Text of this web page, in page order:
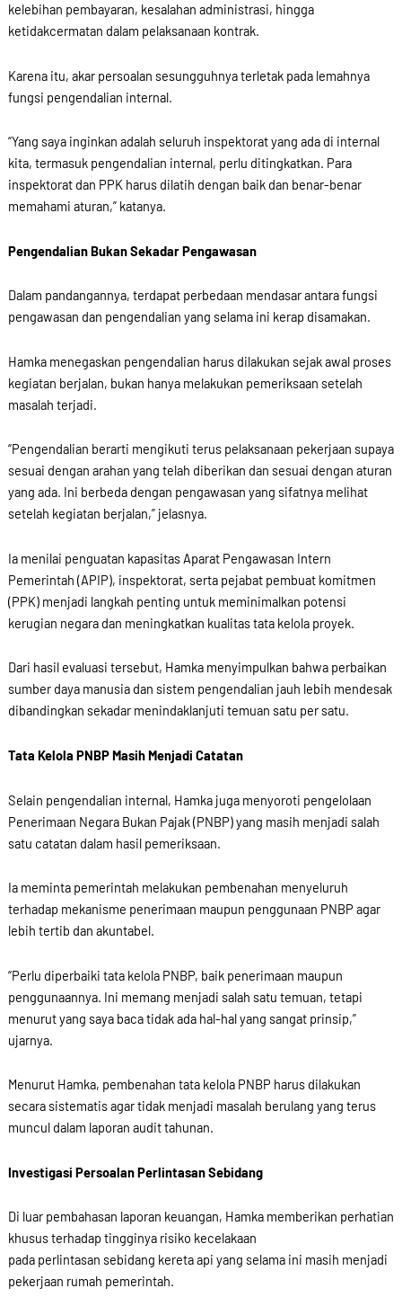
kelebihan pembayaran, kesalahan administrasi, hingga
ketidakcermatan dalam pelaksanaan kontrak.
Karena itu, akar persoalan sesungguhnya terletak pada lemahnya
fungsi pengendalian internal.
“Yang saya inginkan adalah seluruh inspektorat yang ada di internal
kita, termasuk pengendalian internal, perlu ditingkatkan. Para
inspektorat dan PPK harus dilatih dengan baik dan benar-benar
memahami aturan,” katanya.
Pengendalian Bukan Sekadar Pengawasan
Dalam pandangannya, terdapat perbedaan mendasar antara fungsi
pengawasan dan pengendalian yang selama ini kerap disamakan.
Hamka menegaskan pengendalian harus dilakukan sejak awal proses
kegiatan berjalan, bukan hanya melakukan pemeriksaan setelah
masalah terjadi.
“Pengendalian berarti mengikuti terus pelaksanaan pekerjaan supaya
sesuai dengan arahan yang telah diberikan dan sesuai dengan aturan
yang ada. Ini berbeda dengan pengawasan yang sifatnya melihat
setelah kegiatan berjalan,” jelasnya.
Ia menilai penguatan kapasitas Aparat Pengawasan Intern
Pemerintah (APIP), inspektorat, serta pejabat pembuat komitmen
(PPK) menjadi langkah penting untuk meminimalkan potensi
kerugian negara dan meningkatkan kualitas tata kelola proyek.
Dari hasil evaluasi tersebut, Hamka menyimpulkan bahwa perbaikan
sumber daya manusia dan sistem pengendalian jauh lebih mendesak
dibandingkan sekadar menindaklanjuti temuan satu per satu.
Tata Kelola PNBP Masih Menjadi Catatan
Selain pengendalian internal, Hamka juga menyoroti pengelolaan
Penerimaan Negara Bukan Pajak (PNBP) yang masih menjadi salah
satu catatan dalam hasil pemeriksaan.
Ia meminta pemerintah melakukan pembenahan menyeluruh
terhadap mekanisme penerimaan maupun penggunaan PNBP agar
lebih tertib dan akuntabel.
“Perlu diperbaiki tata kelola PNBP, baik penerimaan maupun
penggunaannya. Ini memang menjadi salah satu temuan, tetapi
menurut yang saya baca tidak ada hal-hal yang sangat prinsip,”
ujarnya.
Menurut Hamka, pembenahan tata kelola PNBP harus dilakukan
secara sistematis agar tidak menjadi masalah berulang yang terus
muncul dalam laporan audit tahunan.
Investigasi Persoalan Perlintasan Sebidang
Di luar pembahasan laporan keuangan, Hamka memberikan perhatian
khusus terhadap tingginya risiko kecelakaan
pada perlintasan sebidang kereta api yang selama ini masih menjadi
pekerjaan rumah pemerintah.